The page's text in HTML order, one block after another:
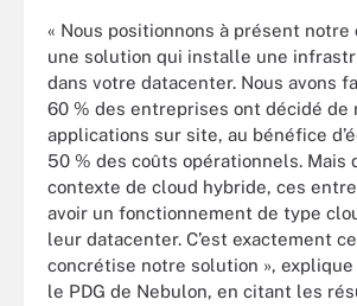
« Nous positionnons à présent notre
une solution qui installe une
dans votre datacenter. Nous avons
60 % des entreprises ont décidé de
applications sur site, au bénéfice
50 % des coûts opérationnels. Mais
contexte de cloud hybride, ces
avoir un fonctionnement de type
leur datacenter. C’est exactement
concrétise notre solution », explique
le PDG de Nebulon, en citant les